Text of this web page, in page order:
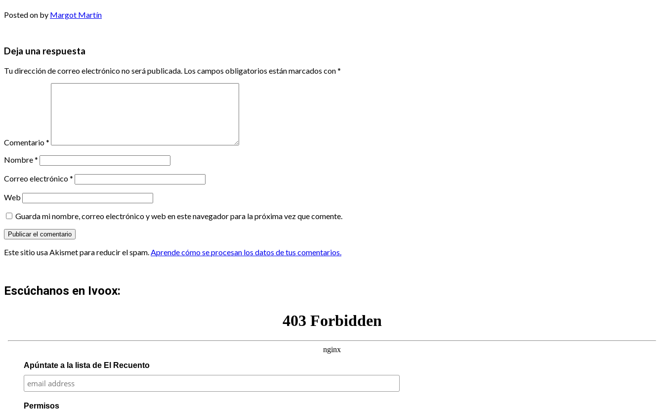
Posted on by Margot Martín
Deja una respuesta
Tu dirección de correo electrónico no será publicada. Los campos obligatorios están marcados con*
Comentario*
Nombre*
Correo electrónico*
Web
Guarda mi nombre, correo electrónico y web en este navegador para la próxima vez que comente.
Este sitio usa Akismet para reducir el spam.Aprende cómo se procesan los datos de tus comentarios.
Escúchanos en Ivoox:
Apúntate a la lista de El Recuento
Permisos